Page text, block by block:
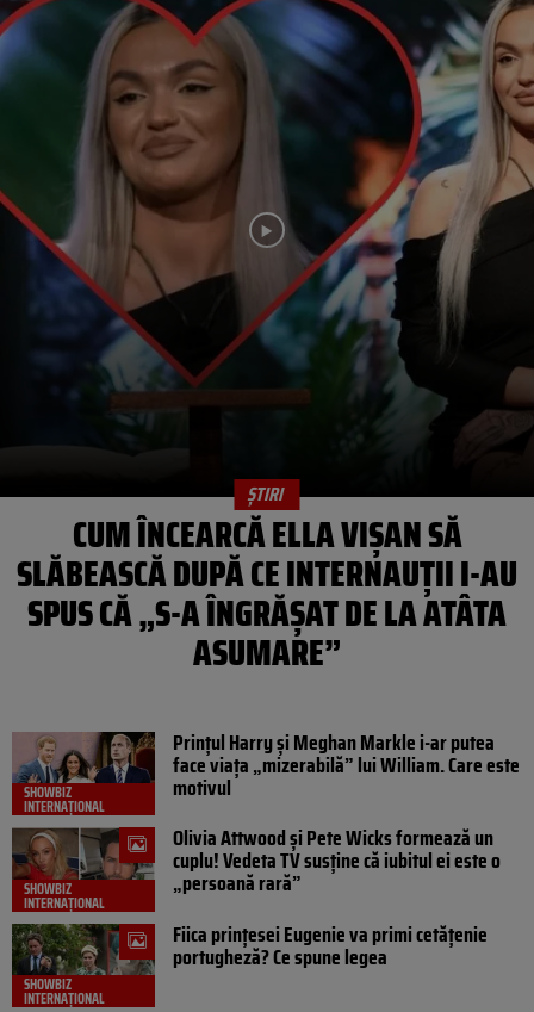
ȘTIRI
CUM ÎNCEARCĂ ELLA VIȘAN SĂ
SLĂBEASCĂ DUPĂ CE INTERNAUȚII I-AU
SPUS CĂ „S-A ÎNGRĂȘAT DE LA ATÂTA
ASUMARE”
SHOWBIZ
INTERNAȚIONAL
Prințul Harry și Meghan Markle i-ar putea
face viața „mizerabilă” lui William. Care este
motivul
SHOWBIZ
INTERNAȚIONAL
Olivia Attwood și Pete Wicks formează un
cuplu! Vedeta TV susține că iubitul ei este o
„persoană rară”
SHOWBIZ
INTERNAȚIONAL
Fiica prințesei Eugenie va primi cetățenie
portugheză? Ce spune legea